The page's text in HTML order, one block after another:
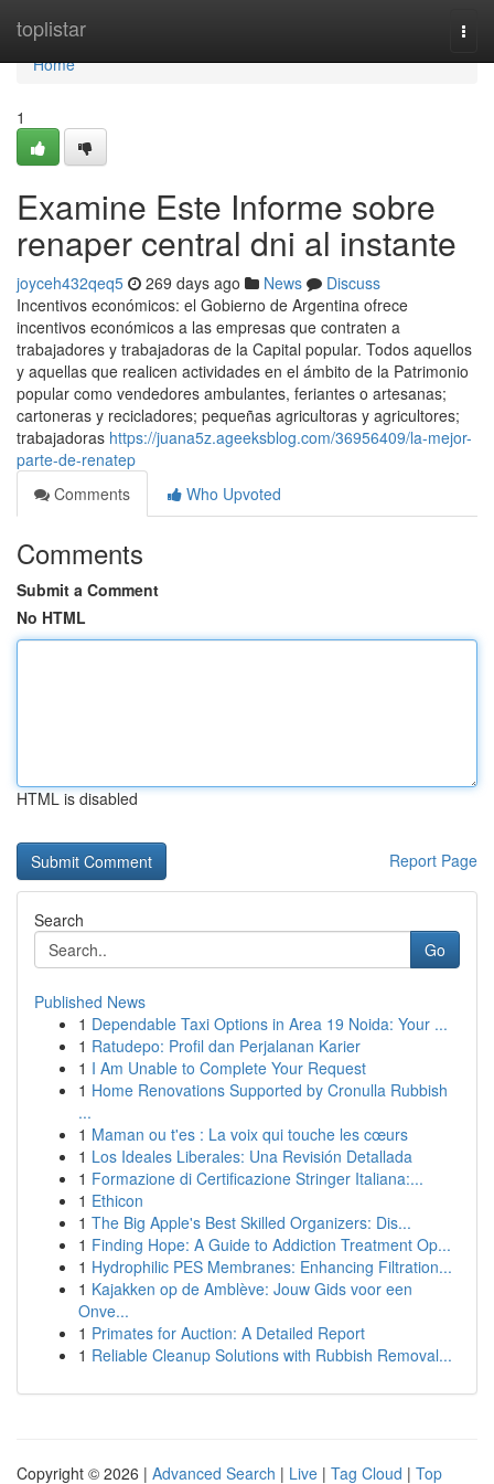
toplistar
Home
Home
1
Examine Este Informe sobre
renaper central dni al instante
joyceh432qeq5 269 days ago News
Discuss
Incentivos económicos: el Gobierno de Argentina ofrece
incentivos económicos a las empresas que contraten a
trabajadores y trabajadoras de la Capital popular. Todos aquellos
y aquellas que realicen actividades en el ámbito de la Patrimonio
popular como vendedores ambulantes, feriantes o artesanas;
cartoneras y recicladores; pequeñas agricultoras y agricultores;
trabajadoras https://juana5z.ageeksblog.com/36956409/la-mejor-
parte-de-renatep
Comments
Who Upvoted
Comments
Submit a Comment
No HTML
HTML is disabled
Report Page
Search
Go
Published News
1 Dependable Taxi Options in Area 19 Noida: Your ...
1 Ratudepo: Profil dan Perjalanan Karier
1 I Am Unable to Complete Your Request
1 Home Renovations Supported by Cronulla Rubbish
...
1 Maman ou t'es : La voix qui touche les cœurs
1 Los Ideales Liberales: Una Revisión Detallada
1 Formazione di Certificazione Stringer Italiana:...
1 Ethicon
1 The Big Apple's Best Skilled Organizers: Dis...
1 Finding Hope: A Guide to Addiction Treatment Op...
1 Hydrophilic PES Membranes: Enhancing Filtration...
1 Kajakken op de Amblève: Jouw Gids voor een
Onve...
1 Primates for Auction: A Detailed Report
1 Reliable Cleanup Solutions with Rubbish Removal...
Copyright © 2026 | Advanced Search | Live | Tag Cloud | Top